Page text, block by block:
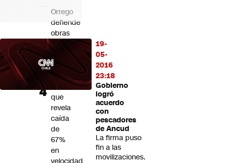
19-
05-
2016
23:18
Gobierno
logró
acuerdo
con
pescadores
de Ancud
La firma puso
fin a las
movilizaciones.
Orrego
defiende
obras
en
Plaza
Italia
tras
estudio
que
revela
caída
de
67%
en
velocidad